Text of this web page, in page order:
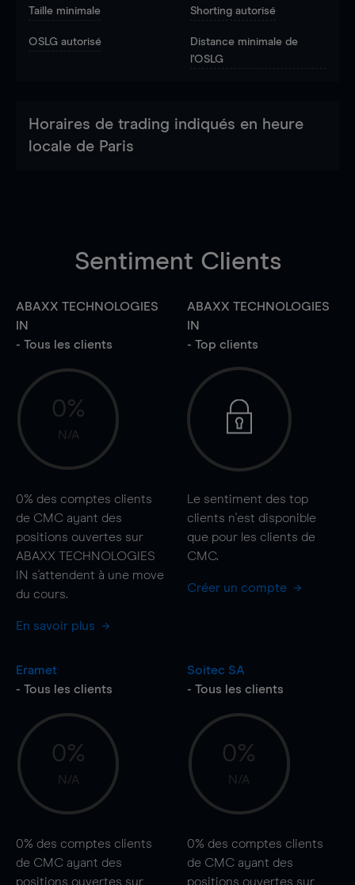
Taille minimale Shorting autorisé
OSLG autorisé
Distance minimale de
l'OSLG
Horaires de trading indiqués en heure
locale de Paris
Sentiment Clients
ABAXX TECHNOLOGIES
IN
- Tous les clients
0%
N/A
0% des comptes clients
de CMC ayant des
positions ouvertes sur
ABAXX TECHNOLOGIES
IN s'attendent à une move
du cours.
En savoir plus
ABAXX TECHNOLOGIES
IN
- Top clients
Le sentiment des top
clients n'est disponible
que pour les clients de
CMC.
Créer un compte
Eramet
- Tous les clients
0%
N/A
0% des comptes clients
de CMC ayant des
positions ouvertes sur
Soitec SA
- Tous les clients
0%
N/A
0% des comptes clients
de CMC ayant des
positions ouvertes sur